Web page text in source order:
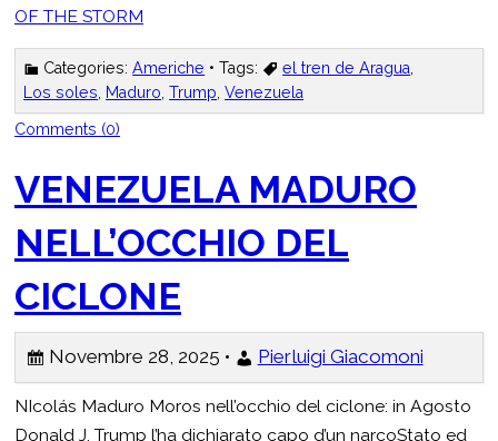
OF THE STORM
Categories:Americhe • Tags: el tren de Aragua
Los soles
Maduro ,Trump ,Venezuela
Comments (0)
VENEZUELA MADURO
NELL’OCCHIO DEL
CICLONE
Novembre 28, 2025 • Pierluigi Giacomoni
NIcolás Maduro Moros nell’occhio del ciclone: in Agosto
Donald J. Trump l’ha dichiarato capo d’un narcoStato ed